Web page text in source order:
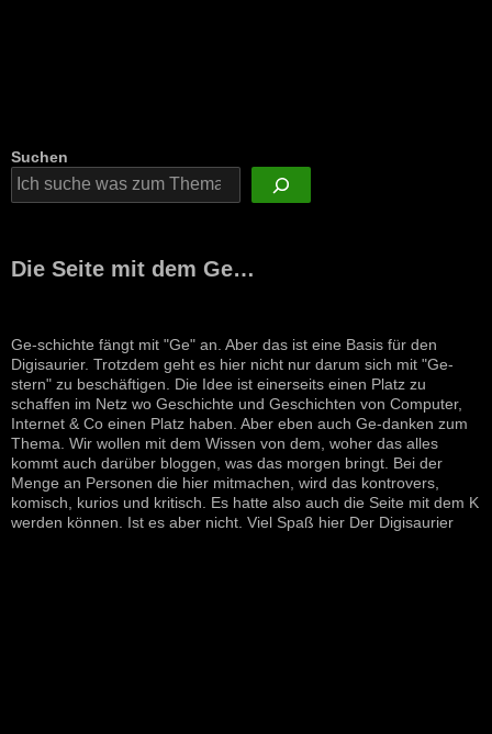
Suchen
Die Seite mit dem Ge…
Ge-schichte fängt mit "Ge" an. Aber das ist eine Basis für den
Digisaurier. Trotzdem geht es hier nicht nur darum sich mit "Ge-
stern" zu beschäftigen. Die Idee ist einerseits einen Platz zu
schaffen im Netz wo Geschichte und Geschichten von Computer,
Internet & Co einen Platz haben. Aber eben auch Ge-danken zum
Thema. Wir wollen mit dem Wissen von dem, woher das alles
kommt auch darüber bloggen, was das morgen bringt. Bei der
Menge an Personen die hier mitmachen, wird das kontrovers,
komisch, kurios und kritisch. Es hatte also auch die Seite mit dem K
werden können. Ist es aber nicht. Viel Spaß hier Der Digisaurier